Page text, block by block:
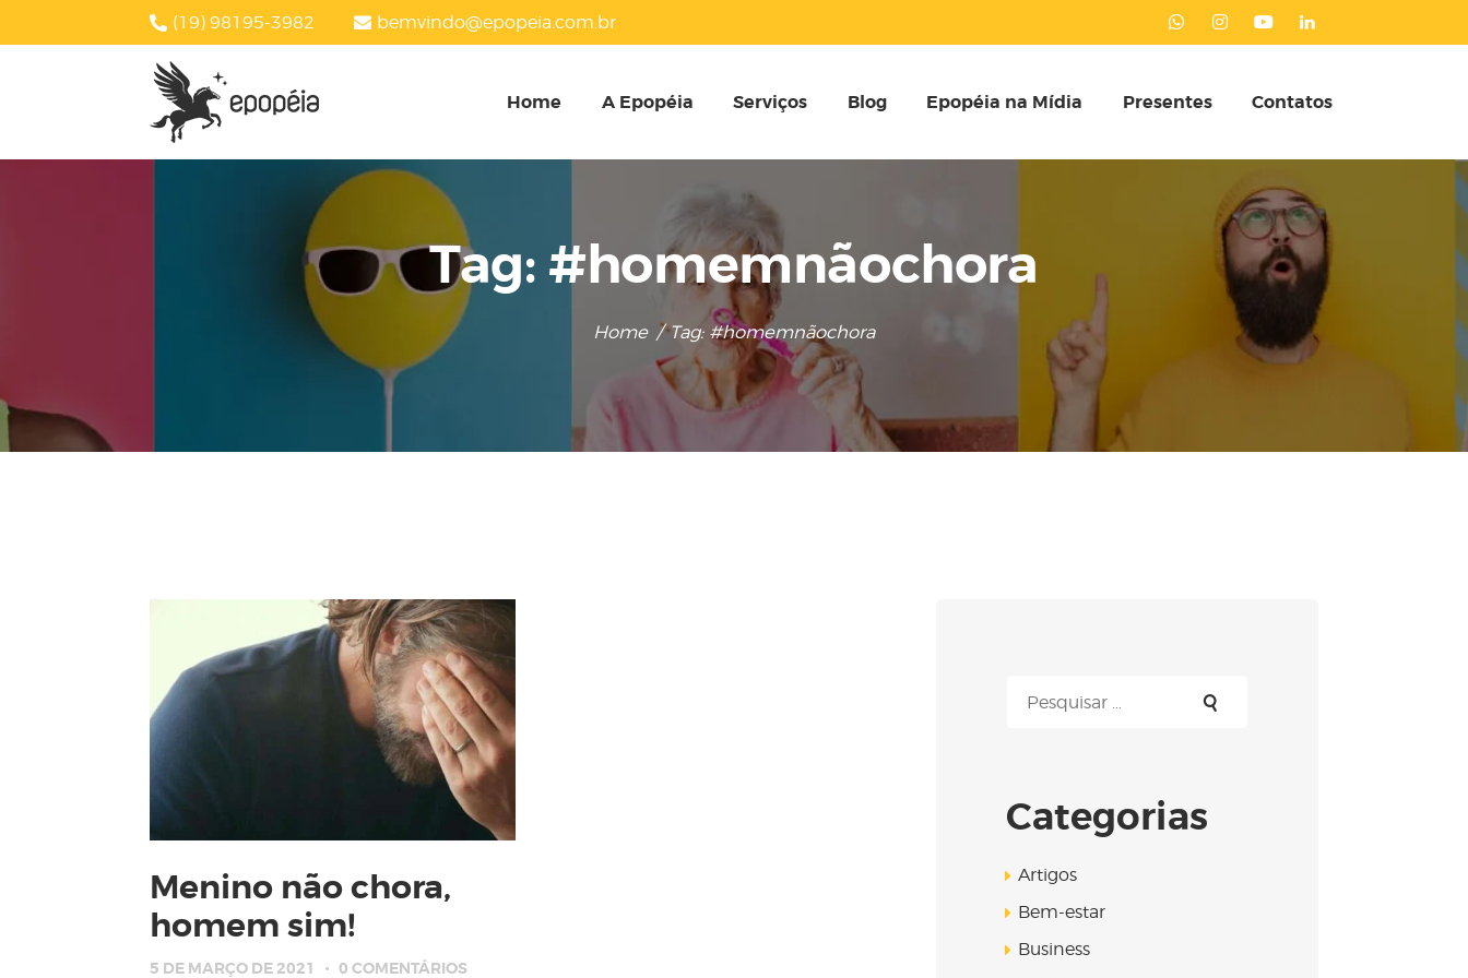
(19) 98195-3982 bemvindo@epopeia.com.br
Home A Epopéia Serviços Blog Epopéia na Mídia Presentes Contatos
Tag: #homemnãochora
Home Tag: #homemnãochora
HOME
A EPOPÉIA
SERVIÇOS
EPOPÉIA NA MÍDIA
PRESENTES
CONTATOS
Menino não chora,
homem sim!
5 DE MARÇO DE 2021 0 COMENTÁRIOS
Categorias
Artigos
Bem-estar
Business